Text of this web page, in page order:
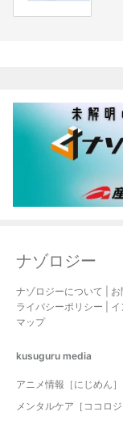
ナゾロジー
ナゾロジーについて
ライバシーポリシー
マップ
kusuguru media
アニメ情報［にじめん］
メンタルケア［ココロジ